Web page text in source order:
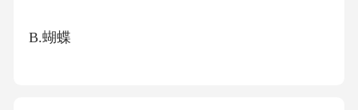
B.蝴蝶